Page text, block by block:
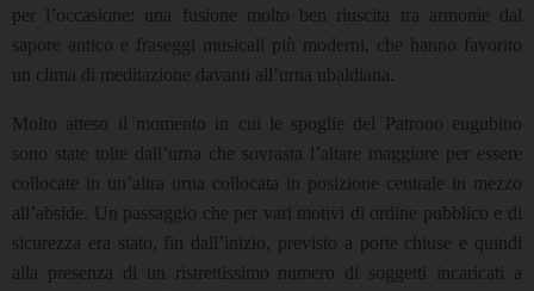
per l’occasione: una fusione molto ben riuscita tra armonie dal
sapore antico e fraseggi musicali più moderni, che hanno favorito
un clima di meditazione davanti all’urna ubaldiana.
Molto atteso il momento in cui le spoglie del Patrono eugubino
sono state tolte dall’urna che sovrasta l’altare maggiore per essere
collocate in un’altra urna collocata in posizione centrale in mezzo
all’abside. Un passaggio che per vari motivi di ordine pubblico e di
sicurezza era stato, fin dall’inizio, previsto a porte chiuse e quindi
alla presenza di un ristrettissimo numero di soggetti incaricati a